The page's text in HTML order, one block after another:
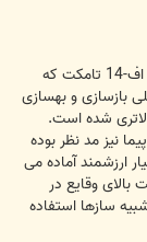
شبیه ساز جنگنده رهگیر و مهم نیروی هوایی ارتش یعنی اف-14 تامکت که
بازسازی و بهسازی
شده است.
نیز مد نظر بوده
ارزشمند آماده می
وقایع در
سازها استفاده